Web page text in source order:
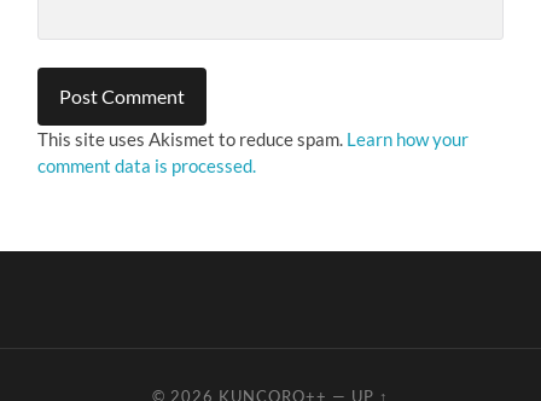
This site uses Akismet to reduce spam. Learn how your
comment data is processed.
© 2026 KUNCORO++ — UP ↑